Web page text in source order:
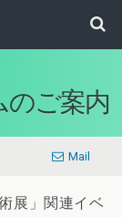
のご案内
Mail
展」関連イベ